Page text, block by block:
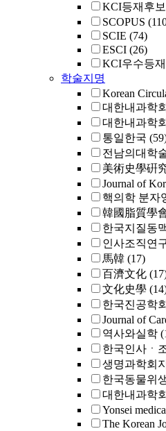
KCI등재후보
SCOPUS
SCIE (74)
ESCI (26)
KCI우수등재
학술지명
Korean
대한내과학
대한내과학
통일한국
전남의대학
美術史學硏
Journal of
핵의학 분자
韓國脂質學
한국지질동
인사조직연
馬韓 (17)
百濟文化
文化史學
한국진공학
Journal of
역사와실학
한국인사ㆍ
생명과학회지
한국동물위
대한내과학
Yonsei
The Korean